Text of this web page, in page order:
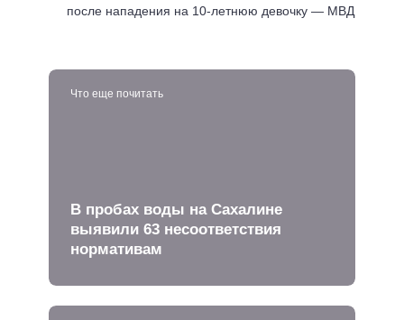
после нападения на 10-летнюю девочку — МВД
Что еще почитать
В пробах воды на Сахалине
выявили 63 несоответствия
нормативам